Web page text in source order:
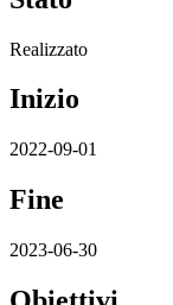
Realizzato
Inizio
2022-09-01
Fine
2023-06-30